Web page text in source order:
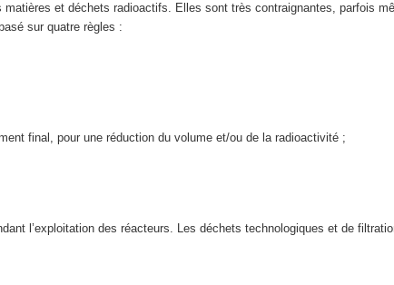
et déchets radioactifs. Elles sont très contraignantes, parfois
sur quatre règles :
final, pour une réduction du volume et/ou de la radioactivité ;
l’exploitation des réacteurs. Les déchets technologiques et de